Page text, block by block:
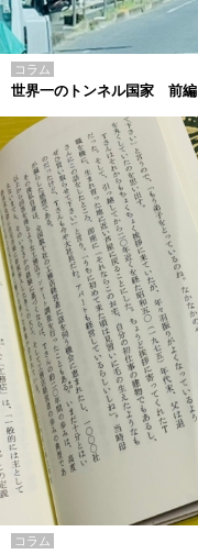
コラム
世界一のトンネル国家 前編
コラム